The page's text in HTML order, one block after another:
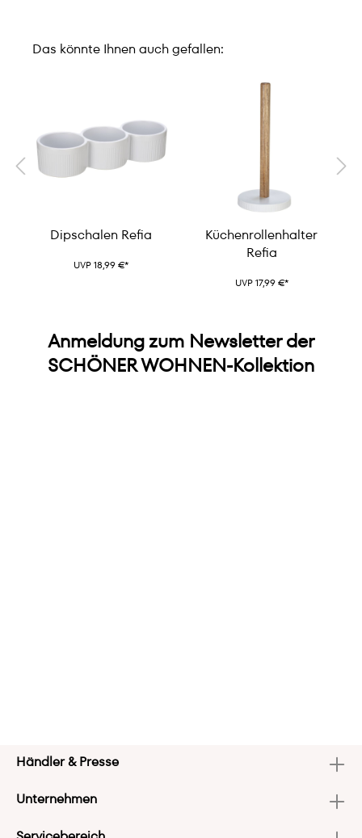
Das könnte Ihnen auch gefallen:
Dipschalen Refia
UVP 18,99 €*
Küchenrollenhalter
Refia
UVP 17,99 €*
Anmeldung zum Newsletter der
SCHÖNER WOHNEN-Kollektion
Händler & Presse
Unternehmen